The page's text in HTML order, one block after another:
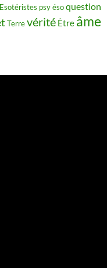
psy ésoquestion
Terrevérité Être âme